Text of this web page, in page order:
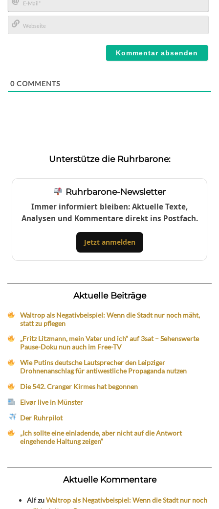
E-
Mail*
0 COMMENTS
Unterstütze die Ruhrbarone:
Ruhrbarone-Newsletter
Immer informiert bleiben: Aktuelle Texte,
Analysen und Kommentare direkt ins Postfach.
Jetzt anmelden
Aktuelle Beiträge
Waltrop als Negativbeispiel: Wenn die Stadt nur noch mäht,
statt zu pflegen
„Fritz Litzmann, mein Vater und ich“ auf 3sat – Sehenswerte
Pause-Doku nun auch im Free-TV
Wie Putins deutsche Lautsprecher den Leipziger
Drohnenanschlag für antiwestliche Propaganda nutzen
Die 542. Cranger Kirmes hat begonnen
Eivør live in Münster
Der Ruhrpilot
„Ich sollte eine einladende, aber nicht auf die Antwort
eingehende Haltung zeigen“
Aktuelle Kommentare
AlfzuWaltrop als Negativbeispiel: Wenn die Stadt nur noch